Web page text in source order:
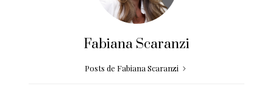
Fabiana Scaranzi
Posts de Fabiana Scaranzi